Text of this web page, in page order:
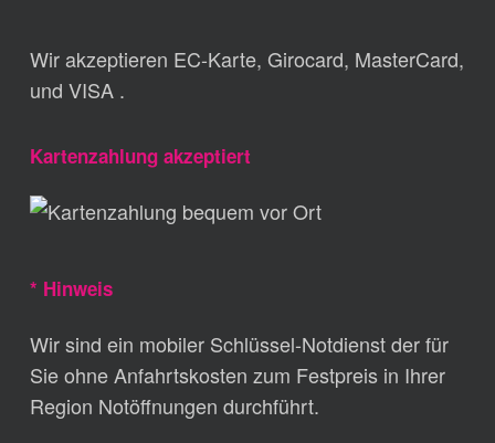
Wir akzeptieren EC-Karte, Girocard, MasterCard,
und VISA .
Kartenzahlung akzeptiert
* Hinweis
Wir sind ein mobiler Schlüssel-Notdienst der für
Sie ohne Anfahrtskosten zum Festpreis in Ihrer
Region Notöffnungen durchführt.